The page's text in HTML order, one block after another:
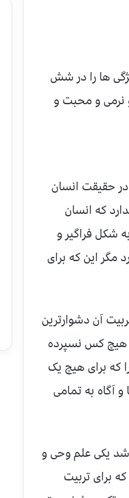
ها را در شش
نرمی و محبت و
در حقیقت انسان
که انسان
شکل فراگیر و
مگر این که برای
آن دشوارترین
هیچ کس نسپرده
که برای هیچ یک
و آگاه به تمامی
یکی علم وحی و
برای تربیت